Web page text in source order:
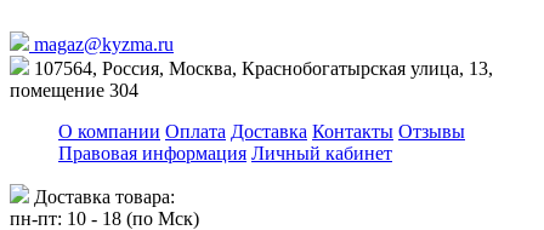
magaz@kyzma.ru
107564, Россия, Москва, Краснобогатырская улица, 13,
помещение 304
О компании Оплата Доставка Контакты Отзывы
Правовая информация Личный кабинет
Доставка товара:
пн-пт: 10 - 18 (по Мск)